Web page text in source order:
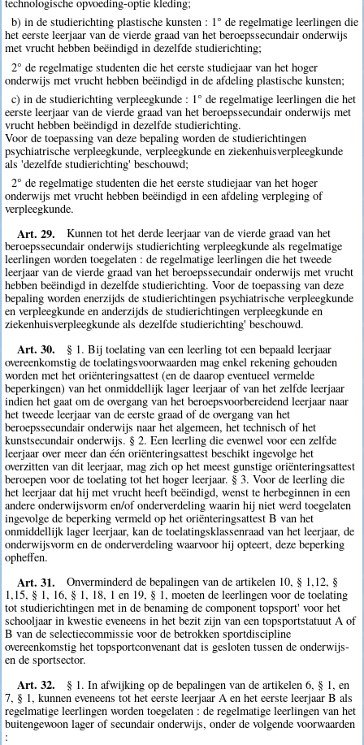
b) in de studierichting plastische kunsten : 1° de regelmatige leerlingen die
het eerste leerjaar van de vierde graad van het beroepssecundair onderwijs
met vrucht hebben beëindigd in dezelfde studierichting;
2° de regelmatige studenten die het eerste studiejaar van het hoger
onderwijs met vrucht hebben beëindigd in de afdeling plastische kunsten;
c) in de studierichting verpleegkunde : 1° de regelmatige leerlingen die het
eerste leerjaar van de vierde graad van het beroepssecundair onderwijs met
vrucht hebben beëindigd in dezelfde studierichting.
Voor de toepassing van deze bepaling worden de studierichtingen
psychiatrische verpleegkunde, verpleegkunde en ziekenhuisverpleegkunde
als 'dezelfde studierichting' beschouwd;
2° de regelmatige studenten die het eerste studiejaar van het hoger
onderwijs met vrucht hebben beëindigd in een afdeling verpleging of
verpleegkunde.
Art. 29.
Kunnen tot het derde leerjaar van de vierde graad van het
beroepssecundair onderwijs studierichting verpleegkunde als regelmatige
leerlingen worden toegelaten : de regelmatige leerlingen die het tweede
leerjaar van de vierde graad van het beroepssecundair onderwijs met vrucht
hebben beëindigd in dezelfde studierichting. Voor de toepassing van deze
bepaling worden enerzijds de studierichtingen psychiatrische verpleegkunde
en verpleegkunde en anderzijds de studierichtingen verpleegkunde en
ziekenhuisverpleegkunde als dezelfde studierichting' beschouwd.
Art. 30.
§ 1. Bij toelating van een leerling tot een bepaald leerjaar
overeenkomstig de toelatingsvoorwaarden mag enkel rekening gehouden
worden met het oriënteringsattest (en de daarop eventueel vermelde
beperkingen) van het onmiddellijk lager leerjaar of van het zelfde leerjaar
indien het gaat om de overgang van het beroepsvoorbereidend leerjaar naar
het tweede leerjaar van de eerste graad of de overgang van het
beroepssecundair onderwijs naar het algemeen, het technisch of het
kunstsecundair onderwijs. § 2. Een leerling die evenwel voor een zelfde
leerjaar over meer dan één oriënteringsattest beschikt ingevolge het
overzitten van dit leerjaar, mag zich op het meest gunstige oriënteringsattest
beroepen voor de toelating tot het hoger leerjaar. § 3. Voor de leerling die
het leerjaar dat hij met vrucht heeft beëindigd, wenst te herbeginnen in een
andere onderwijsvorm en/of onderverdeling waarin hij niet werd toegelaten
ingevolge de beperking vermeld op het oriënteringsattest B van het
onmiddellijk lager leerjaar, kan de toelatingsklassenraad van het leerjaar, de
onderwijsvorm en de onderverdeling waarvoor hij opteert, deze beperking
opheffen.
Art. 31.
Onverminderd de bepalingen van de artikelen 10, § 1,12, §
1,15, § 1, 16, § 1, 18, 1 en 19, § 1, moeten de leerlingen voor de toelating
tot studierichtingen met in de benaming de component topsport' voor het
schooljaar in kwestie eveneens in het bezit zijn van een topsportstatuut A of
B van de selectiecommissie voor de betrokken sportdiscipline
overeenkomstig het topsportconvenant dat is gesloten tussen de onderwijs-
en de sportsector.
Art. 32.
§ 1. In afwijking op de bepalingen van de artikelen 6, § 1, en
7, § 1, kunnen eveneens tot het eerste leerjaar A en het eerste leerjaar B als
regelmatige leerlingen worden toegelaten : de regelmatige leerlingen van het
buitengewoon lager of secundair onderwijs, onder de volgende voorwaarden
: